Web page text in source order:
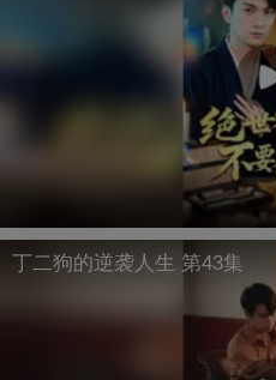
丁二狗的逆袭人生 第43集